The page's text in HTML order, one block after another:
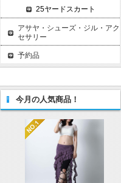
25ヤードスカート
アサヤ・シューズ・ジル・アク
セサリー
予約品
今月の人気商品！